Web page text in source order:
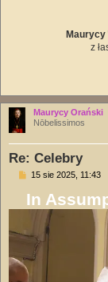
Maurycy
z
Maurycy Orański
Nōbelissimos
Re: Celebry
P
s
t
15 sie 2025, 11:43
In